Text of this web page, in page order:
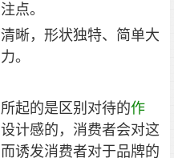
点。
晰，形状独特、简单大
。
起的是区别对待的作
计感的，消费者会对这
诱发消费者对于品牌的